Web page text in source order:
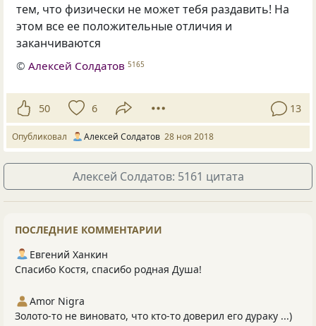
тем, что физически не может тебя раздавить! На
этом все ее положительные отличия и
заканчиваются
©Алексей Солдатов 5165
50 6 13
Опубликовал Алексей Солдатов 28 ноя 2018
Алексей Солдатов: 5161 цитата
ПОСЛЕДНИЕ КОММЕНТАРИИ
Евгений Ханкин
Спасибо Костя, спасибо родная Душа!
Amor Nigra
Золото-то не виновато, что кто-то доверил его дураку ...)